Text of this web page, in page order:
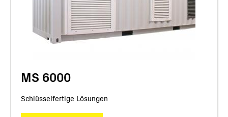
MS 6000
Schlüsselfertige Lösungen